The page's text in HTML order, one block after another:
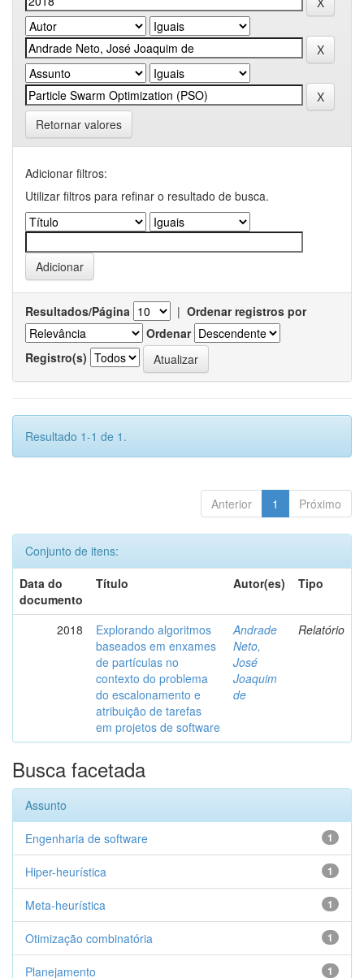
Retornar valores
Adicionar filtros:
Utilizar filtros para refinar o resultado de busca.
Resultados/Página | Ordenar registros por
Ordenar
Registro(s)
Resultado 1-1 de 1.
Anterior 1 Próximo
Conjunto de itens:
Data do
documento
Título Autor(es) Tipo
2018
Explorando algoritmos
baseados em enxames
de partículas no
contexto do problema
do escalonamento e
atribuição de tarefas
em projetos de software
Andrade
Neto,
José
Joaquim
de
Relatório
Busca facetada
Assunto
1
Engenharia de software
1
Hiper-heurística
1
Meta-heurística
1
Otimização combinatória
1
Planejamento